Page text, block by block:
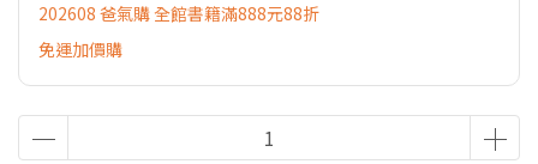
202608 爸氣購 全館書籍滿888元88折
免運加價購